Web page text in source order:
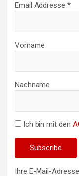
Email Addresse *
Vorname
Nachname
Ich bin mit den
Ihre E-Mail-